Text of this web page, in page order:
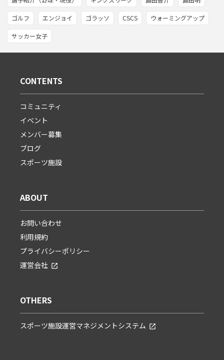
ゴルフ エンジョイ ゴラッソ CSCS ウォーミングアップ
サッカー女子
CONTENTS
コミュニティ
イベント
メンバー募集
ブログ
スポーツ施設
ABOUT
お問い合わせ
利用規約
プライバシーポリシー
運営会社
OTHERS
スポーツ施設運営マネジメントシステム